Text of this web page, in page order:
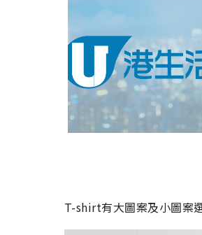
T-shirt有大圖案及小圖案